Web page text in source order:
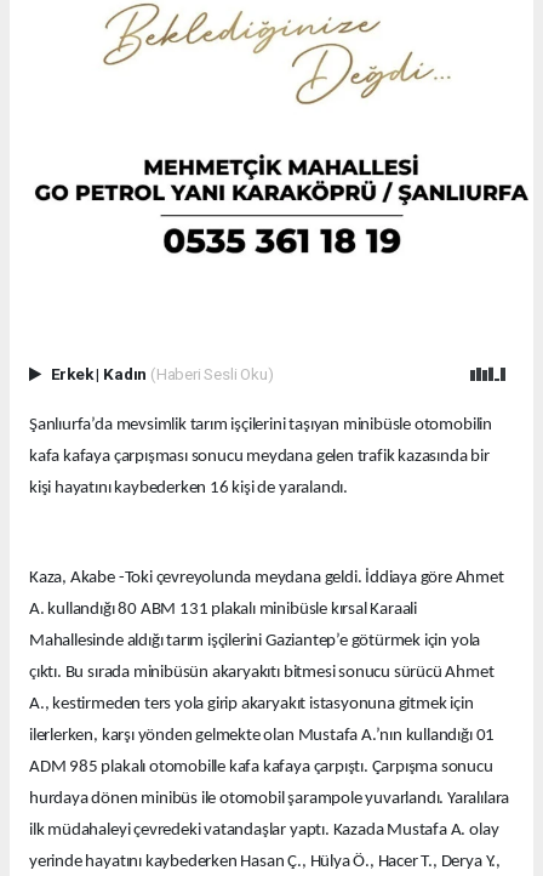
Erkek| Kadın (Haberi Sesli Oku)
Şanlıurfa’da mevsimlik tarım işçilerini taşıyan minibüsle otomobilin
kafa kafaya çarpışması sonucu meydana gelen trafik kazasında bir
kişi hayatını kaybederken 16 kişi de yaralandı.
Kaza, Akabe -Toki çevreyolunda meydana geldi. İddiaya göre Ahmet
A. kullandığı 80 ABM 131 plakalı minibüsle kırsal Karaali
Mahallesinde aldığı tarım işçilerini Gaziantep’e götürmek için yola
çıktı. Bu sırada minibüsün akaryakıtı bitmesi sonucu sürücü Ahmet
A., kestirmeden ters yola girip akaryakıt istasyonuna gitmek için
ilerlerken, karşı yönden gelmekte olan Mustafa A.’nın kullandığı 01
ADM 985 plakalı otomobille kafa kafaya çarpıştı. Çarpışma sonucu
hurdaya dönen minibüs ile otomobil şarampole yuvarlandı. Yaralılara
ilk müdahaleyi çevredeki vatandaşlar yaptı. Kazada Mustafa A. olay
yerinde hayatını kaybederken Hasan Ç., Hülya Ö., Hacer T., Derya Y.,